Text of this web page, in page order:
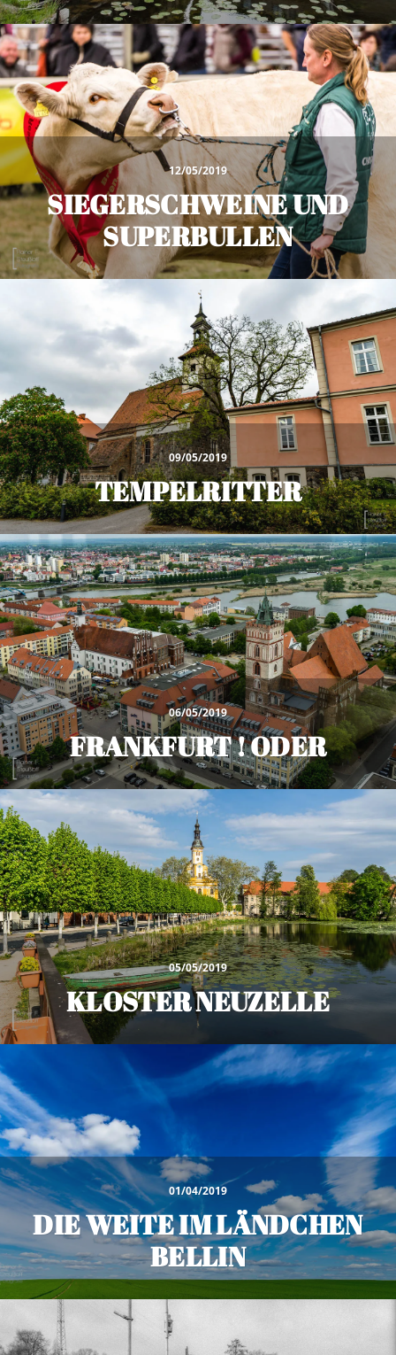
12/05/2019
SIEGERSCHWEINE UND
SUPERBULLEN
09/05/2019
TEMPELRITTER
06/05/2019
FRANKFURT ! ODER
05/05/2019
KLOSTER NEUZELLE
01/04/2019
DIE WEITE IM LÄNDCHEN
BELLIN